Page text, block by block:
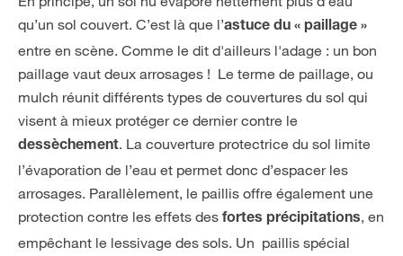
qu’un sol couvert. C’est là que l’astuce du « paillage »
entre en scène. Comme le dit d'ailleurs l'adage : un bon
paillage vaut deux arrosages ! Le terme de paillage, ou
mulch réunit différents types de couvertures du sol qui
visent à mieux protéger ce dernier contre le
dessèchement. La couverture protectrice du sol limite
l’évaporation de l’eau et permet donc d’espacer les
arrosages. Parallèlement, le paillis offre également une
protection contre les effets des fortes précipitations, en
empêchant le lessivage des sols. Un paillis spécial